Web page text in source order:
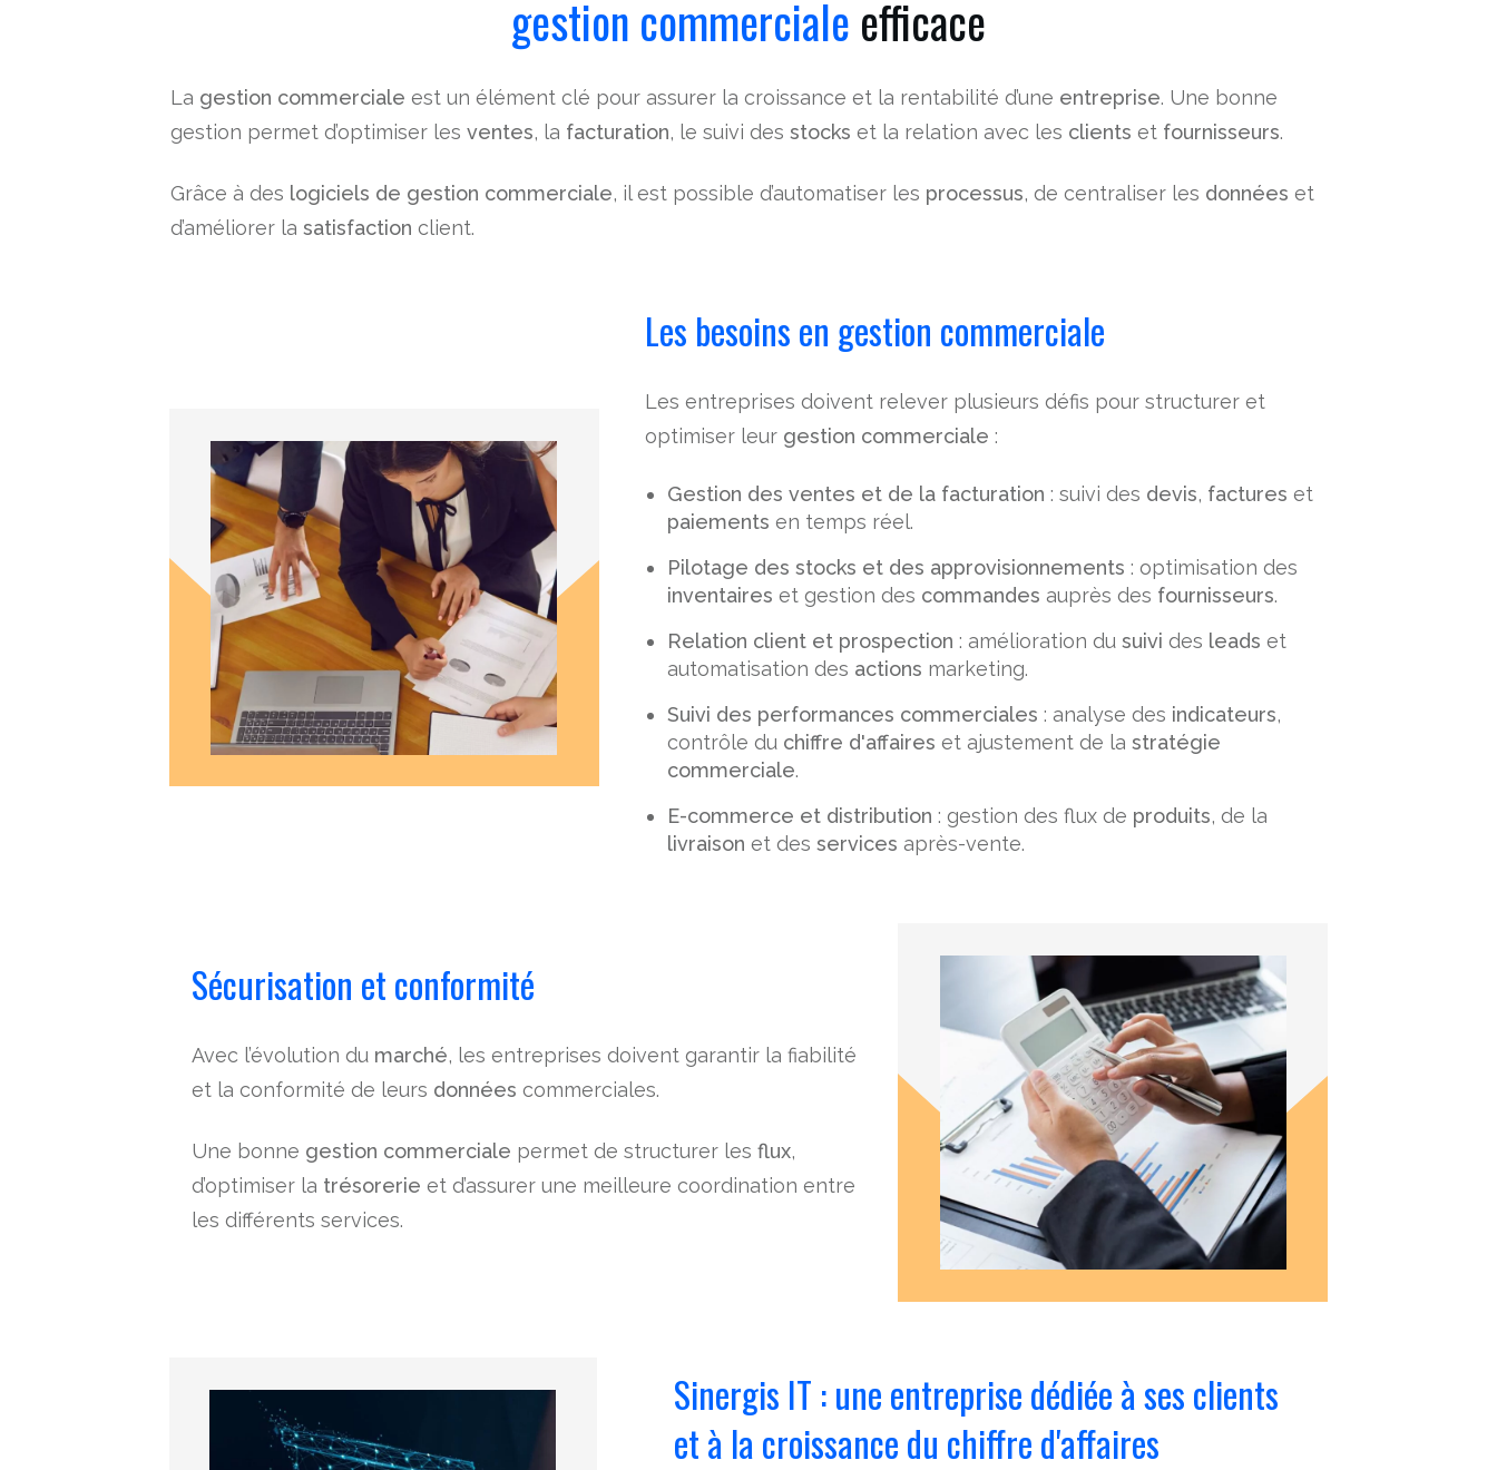
gestion commerciale efficace
La gestion commerciale est un élément clé pour assurer la croissance et la rentabilité d’une entreprise. Une bonne
gestion permet d’optimiser les ventes, la facturation, le suivi des stocks et la relation avec les clients et fournisseurs.
Grâce à des logiciels de gestion commerciale, il est possible d’automatiser les processus, de centraliser les données et
d’améliorer la satisfaction client.
Les besoins en gestion commerciale
Les entreprises doivent relever plusieurs défis pour structurer et
optimiser leur gestion commerciale :
Gestion des ventes et de la facturation : suivi des devis, factures et
paiements en temps réel.
Pilotage des stocks et des approvisionnements : optimisation des
inventaires et gestion des commandes auprès des fournisseurs.
Relation client et prospection : amélioration dusuivi des leads et
automatisation des actions marketing.
Suivi des performances commerciales : analyse des indicateurs,
contrôle du chiffre d'affaires et ajustement de lastratégie
commerciale.
E-commerce et distribution : gestion des flux de produits, de la
livraison et desservices après-vente.
Sécurisation et conformité
Avec l’évolution du marché, les entreprises doivent garantir la fiabilité
et la conformité de leurs données commerciales.
Une bonne gestion commerciale permet de structurer les flux,
d’optimiser la trésorerie et d’assurer une meilleure coordination entre
les différents services.
Sinergis IT : une entreprise dédiée à ses clients
et à la croissance du chiffre d'affaires